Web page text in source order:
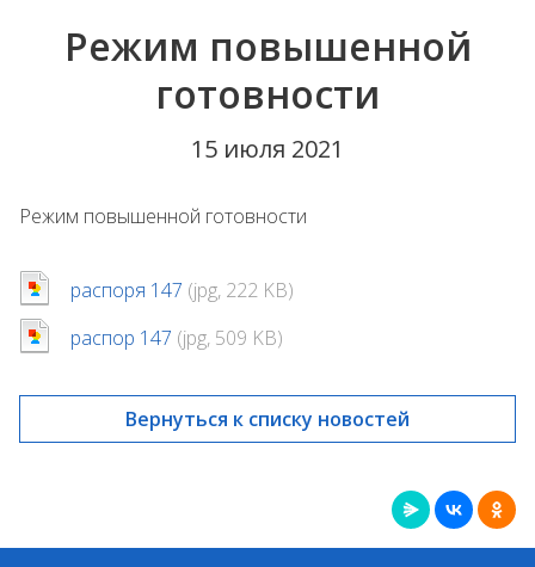
Режим повышенной
готовности
15 июля 2021
Режим повышенной готовности
распоря 147 (jpg, 222 KB)
распор 147 (jpg, 509 KB)
Вернуться к списку новостей